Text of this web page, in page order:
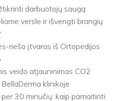
darbuotojų saugą
versle ir išvengti brangių
riešo įtvaras iš Ortopedijos
veido atjauninimas CO2
BellaDerma klinikoje
30 minučių: kaip pamaitinti